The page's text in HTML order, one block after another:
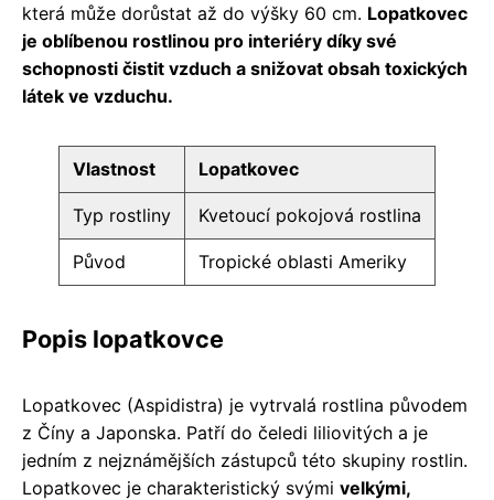
která může dorůstat až do výšky 60 cm. Lopatkovec
je oblíbenou rostlinou pro interiéry díky své
schopnosti čistit vzduch a snižovat obsah toxických
látek ve vzduchu.
Vlastnost Lopatkovec
Typ rostliny Kvetoucí pokojová rostlina
Původ Tropické oblasti Ameriky
Popis lopatkovce
Lopatkovec (Aspidistra) je vytrvalá rostlina původem
z Číny a Japonska. Patří do čeledi liliovitých a je
jedním z nejznámějších zástupců této skupiny rostlin.
Lopatkovec je charakteristický svými velkými,